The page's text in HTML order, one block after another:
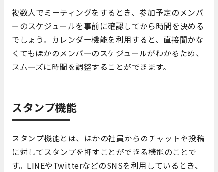
複数人でミーティングをするとき、参加予定のメンバ
ーのスケジュールを事前に確認してから時間を決める
でしょう。カレンダー機能を利用すると、直接聞かな
くてもほかのメンバーのスケジュールがわかるため、
スムーズに時間を調整することができます。
スタンプ機能
スタンプ機能とは、ほかの社員からのチャットや投稿
に対してスタンプを押すことができる機能のことで
す。LINEやTwitterなどのSNSを利用しているとき、